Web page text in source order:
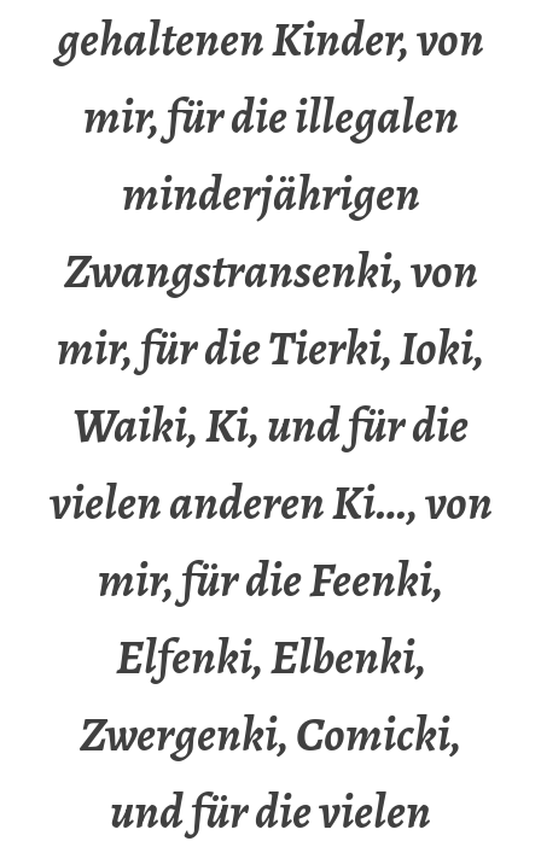
gehaltenen Kinder, von
mir, für die illegalen
minderjährigen
Zwangstransenki, von
mir, für die Tierki, Ioki,
Waiki, Ki, und für die
vielen anderen Ki…, von
mir, für die Feenki,
Elfenki, Elbenki,
Zwergenki, Comicki,
und für die vielen